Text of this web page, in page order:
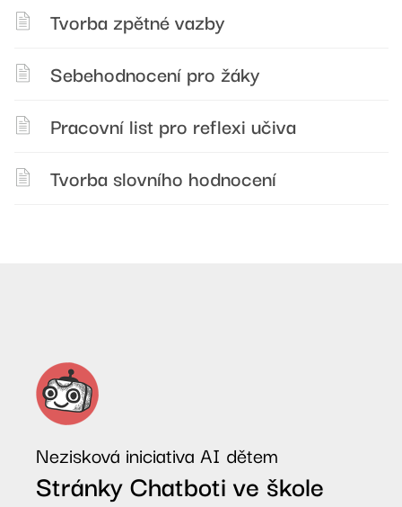
Tvorba zpětné vazby
Sebehodnocení pro žáky
Pracovní list pro reflexi učiva
Tvorba slovního hodnocení
Nezisková iniciativa AI dětem
Stránky Chatboti ve škole